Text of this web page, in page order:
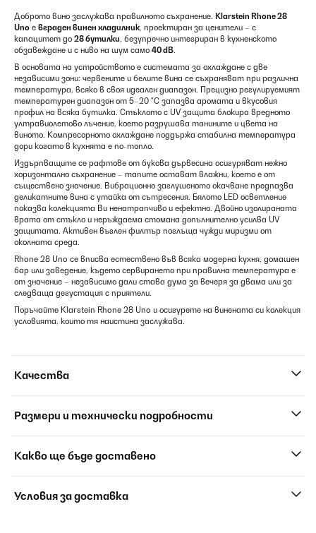
Доброто вино заслужава правилното съхранение. Klarstein Rhone 28
Uno е вграден винен хладилник, проектиран за ценители – с
капацитет до 28 бутилки, безупречно интегриран в кухненското
обзавеждане и с ниво на шум само 40 dB.
В основата на устройството е системата за охлаждане с две
независими зони: червените и белите вина се съхраняват при различна
температура, всяко в своя идеален диапазон. Прецизно регулируемият
температурен диапазон от 5–20 °C запазва аромата и вкусовия
профил на всяка бутилка. Стъклото с UV защита блокира вредното
ултравиолетово лъчение, което разрушава танините и цвета на
виното. Компресорното охлаждане поддържа стабилна температура
дори когато в кухнята е по-топло.
Издърпващите се рафтове от букова дървесина осигуряват нежно
хоризонтално съхранение – тапите остават влажни, което е от
съществено значение. Вибрационно заглушеното окачване предпазва
деликатните вина с утайка от сътресения. Бялото LED осветление
показва колекцията Ви ненатрапчиво и ефектно. Двойно изолираната
врата от стъкло и неръждаема стомана допълнително усилва UV
защитата. Активен въглен филтър поглъща чужди миризми от
околната среда.
Rhone 28 Uno се вписва естествено във всяка модерна кухня, домашен
бар или заведение, където сервирането при правилна температура е
от значение – независимо дали става дума за вечеря за двама или за
следваща дегустация с приятели.
Поръчайте Klarstein Rhone 28 Uno и осигурете на винената си колекция
условията, които тя наистина заслужава.
Качества
Размери и технически подробности
Какво ще бъде доставено
Условия за доставка